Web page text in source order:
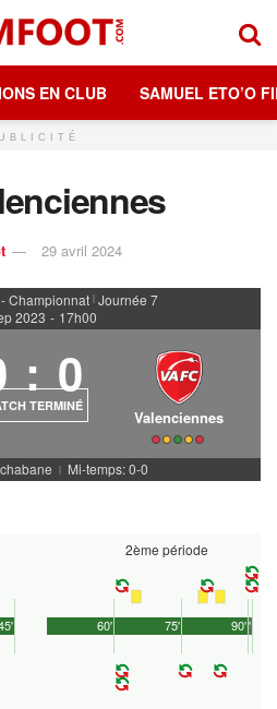
EN CLUB SAMUEL ETO’O
29 avril 2024
Championnat | Journée 7
2023 - 17h00
: 0
TERMINÉ
Valenciennes
| Mi-temps: 0-0
2ème période
90'
60' 75' 1'